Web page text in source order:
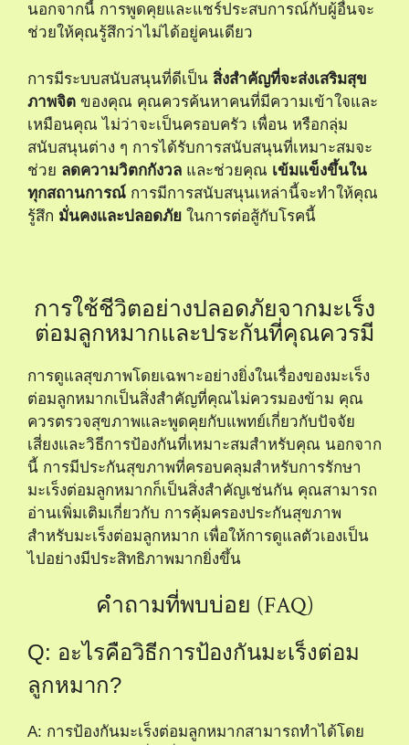
นอกจากนี้ การพูดคุยและแชร์ประสบการณ์กับผู้อื่นจะ
ช่วยให้คุณรู้สึกว่าไม่ได้อยู่คนเดียว
การมีระบบสนับสนุนที่ดีเป็น สิ่งสำคัญที่จะส่งเสริมสุข
ภาพจิต ของคุณ คุณควรค้นหาคนที่มีความเข้าใจและ
เหมือนคุณ ไม่ว่าจะเป็นครอบครัว เพื่อน หรือกลุ่ม
สนับสนุนต่าง ๆ การได้รับการสนับสนุนที่เหมาะสมจะ
ช่วย ลดความวิตกกังวล และช่วยคุณ เข้มแข็งขึ้นใน
ทุกสถานการณ์ การมีการสนับสนุนเหล่านี้จะทำให้คุณ
รู้สึก มั่นคงและปลอดภัย ในการต่อสู้กับโรคนี้
การใช้ชีวิตอย่างปลอดภัยจากมะเร็ง
ต่อมลูกหมากและประกันที่คุณควรมี
การดูแลสุขภาพโดยเฉพาะอย่างยิ่งในเรื่องของมะเร็ง
ต่อมลูกหมากเป็นสิ่งสำคัญที่คุณไม่ควรมองข้าม คุณ
ควรตรวจสุขภาพและพูดคุยกับแพทย์เกี่ยวกับปัจจัย
เสี่ยงและวิธีการป้องกันที่เหมาะสมสำหรับคุณ นอกจาก
นี้ การมีประกันสุขภาพที่ครอบคลุมสำหรับการรักษา
มะเร็งต่อมลูกหมากก็เป็นสิ่งสำคัญเช่นกัน คุณสามารถ
อ่านเพิ่มเติมเกี่ยวกับ การคุ้มครองประกันสุขภาพ
สำหรับมะเร็งต่อมลูกหมาก เพื่อให้การดูแลตัวเองเป็น
ไปอย่างมีประสิทธิภาพมากยิ่งขึ้น
คำถามที่พบบ่อย (FAQ)
Q: อะไรคือวิธีการป้องกันมะเร็งต่อม
ลูกหมาก?
A: การป้องกันมะเร็งต่อมลูกหมากสามารถทำได้โดย